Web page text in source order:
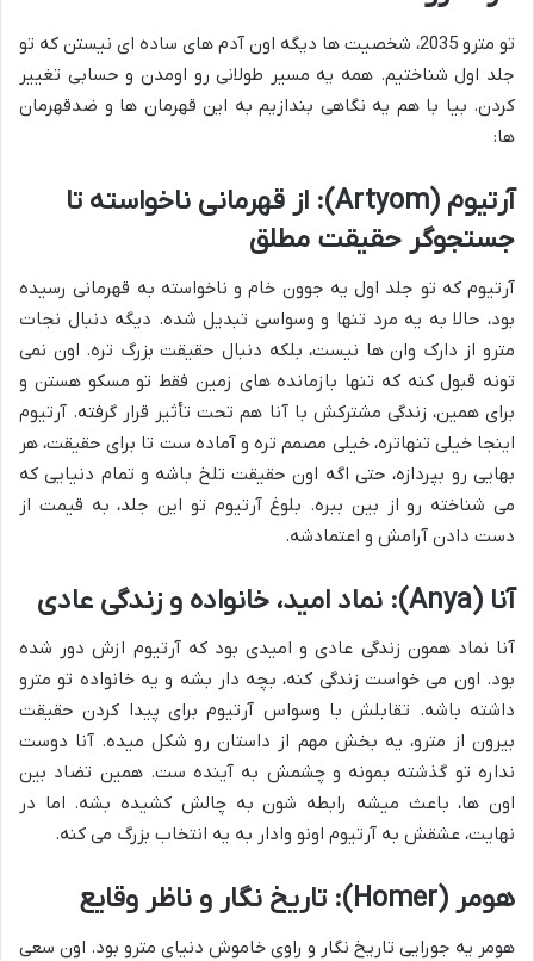
تو مترو 2035، شخصیت ها دیگه اون آدم های ساده ای نیستن که تو
جلد اول شناختیم. همه یه مسیر طولانی رو اومدن و حسابی تغییر
کردن. بیا با هم یه نگاهی بندازیم به این قهرمان ها و ضدقهرمان
ها:
آرتیوم (Artyom): از قهرمانی ناخواسته تا
جستجوگر حقیقت مطلق
آرتیوم که تو جلد اول یه جوون خام و ناخواسته به قهرمانی رسیده
بود، حالا به یه مرد تنها و وسواسی تبدیل شده. دیگه دنبال نجات
مترو از دارک وان ها نیست، بلکه دنبال حقیقت بزرگ تره. اون نمی
تونه قبول کنه که تنها بازمانده های زمین فقط تو مسکو هستن و
برای همین، زندگی مشترکش با آنا هم تحت تأثیر قرار گرفته. آرتیوم
اینجا خیلی تنهاتره، خیلی مصمم تره و آماده ست تا برای حقیقت، هر
بهایی رو بپردازه، حتی اگه اون حقیقت تلخ باشه و تمام دنیایی که
می شناخته رو از بین ببره. بلوغ آرتیوم تو این جلد، به قیمت از
دست دادن آرامش و اعتمادشه.
آنا (Anya): نماد امید، خانواده و زندگی عادی
آنا نماد همون زندگی عادی و امیدی بود که آرتیوم ازش دور شده
بود. اون می خواست زندگی کنه، بچه دار بشه و یه خانواده تو مترو
داشته باشه. تقابلش با وسواس آرتیوم برای پیدا کردن حقیقت
بیرون از مترو، یه بخش مهم از داستان رو شکل میده. آنا دوست
نداره تو گذشته بمونه و چشمش به آینده ست. همین تضاد بین
اون ها، باعث میشه رابطه شون به چالش کشیده بشه. اما در
نهایت، عشقش به آرتیوم اونو وادار به یه انتخاب بزرگ می کنه.
هومر (Homer): تاریخ نگار و ناظر وقایع
هومر یه جورایی تاریخ نگار و راوی خاموش دنیای مترو بود. اون سعی